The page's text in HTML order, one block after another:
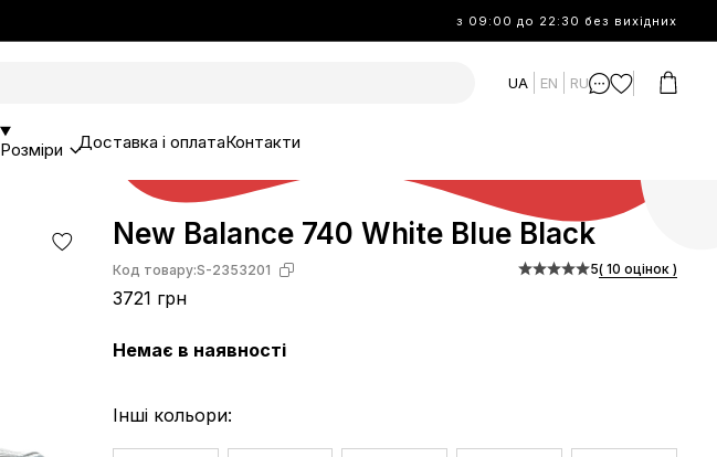
з 09:00 до 22:30 без вихідних
UA EN RU
Розміри Доставка і оплатаКонтакти
New Balance 740 White Blue Black
Код товару:S-2353201
3721 грн
5( 10 оцінок )
Немає в наявності
Інші кольори: